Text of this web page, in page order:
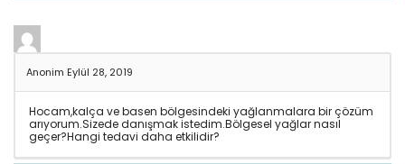
Anonim Eylül 28, 2019
Hocam,kalça ve basen bölgesindeki yağlanmalara bir çözüm
arıyorum.Sizede danışmak istedim.Bölgesel yağlar nasıl
geçer?Hangi tedavi daha etkilidir?